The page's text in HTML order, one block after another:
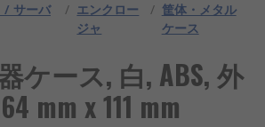
/ サーバ
/ エンクロー
ジャ
/ 筐体・メタル
ケース
ケース, 白, ABS, 外
mm x 111 mm